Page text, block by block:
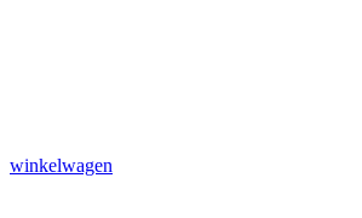
winkelwagen